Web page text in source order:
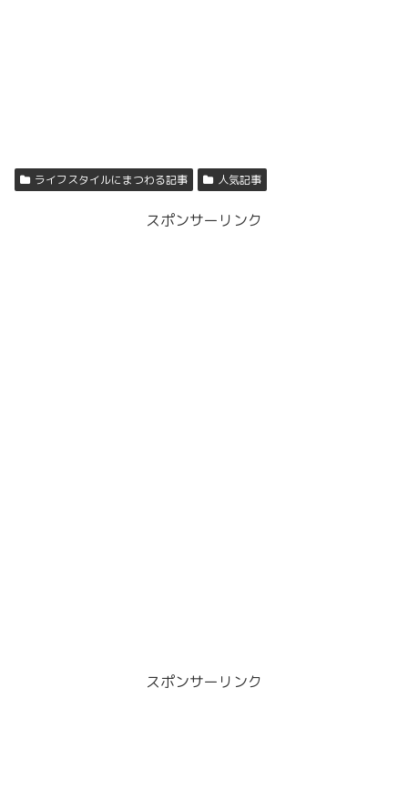
ライフスタイルにまつわる記事 人気記事
スポンサーリンク
スポンサーリンク